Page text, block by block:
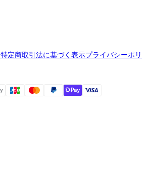
特定商取引法に基づく表示プライバシーポリ